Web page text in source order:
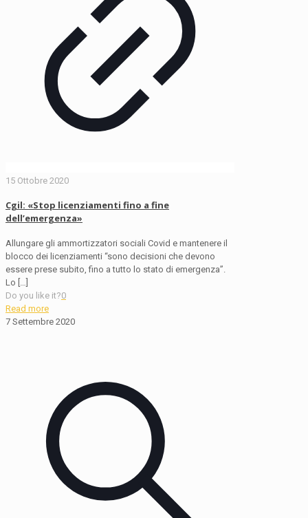
15 Ottobre 2020
Cgil: «Stop licenziamenti fino a fine
dell’emergenza»
Allungare gli ammortizzatori sociali Covid e mantenere il
blocco dei licenziamenti “sono decisioni che devono
essere prese subito, fino a tutto lo stato di emergenza”.
Lo […]
Do you like it?0
Read more
7 Settembre 2020